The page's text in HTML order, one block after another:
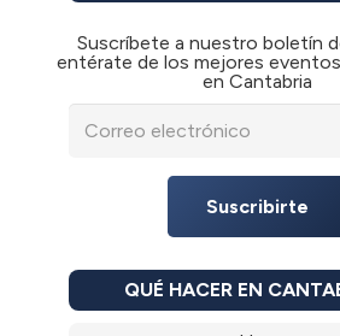
Suscríbete a nuestro boletín
entérate de los mejores
en Cantabria
Suscribirte
QUÉ HACER EN